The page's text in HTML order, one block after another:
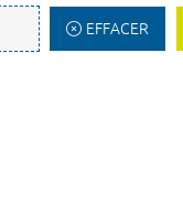
EFFACER